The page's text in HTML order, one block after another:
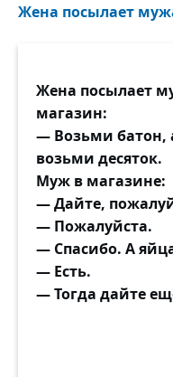
Жена посылает
Жена посылает
магазин:
— Возьми батон,
возьми десяток.
Муж в магазине:
— Дайте,
— Пожалуйста.
— Спасибо. А
— Есть.
— Тогда дайте